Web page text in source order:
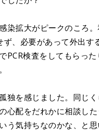
拡大がピークのころ
、必要があって外出す
PCR検査をしてもらっ
独を感じました。同じ
心配をだれかに相談し
気持ちなのかな、と思